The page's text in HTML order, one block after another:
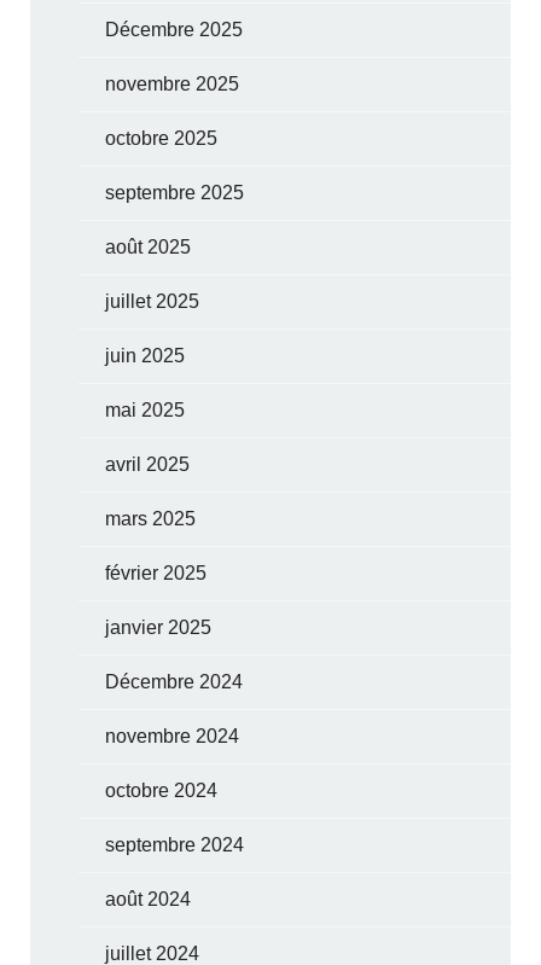
Décembre 2025
novembre 2025
octobre 2025
septembre 2025
août 2025
juillet 2025
juin 2025
mai 2025
avril 2025
mars 2025
février 2025
janvier 2025
Décembre 2024
novembre 2024
octobre 2024
septembre 2024
août 2024
juillet 2024